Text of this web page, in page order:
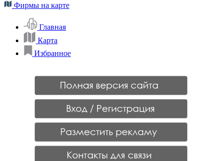
Фирмы на карте
Главная
Карта
Избранное